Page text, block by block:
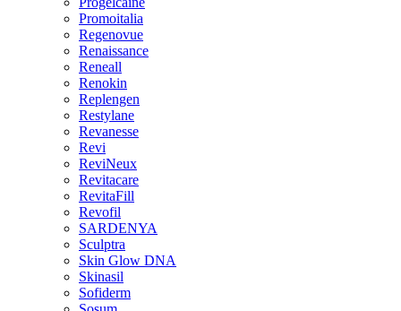
Promoitalia
Regenovue
Renaissance
Reneall
Renokin
Replengen
Restylane
Revanesse
Revi
ReviNeux
Revitacare
RevitaFill
Revofil
SARDENYA
Sculptra
Skin Glow DNA
Skinasil
Sofiderm